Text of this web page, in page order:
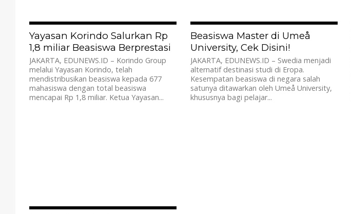
Yayasan Korindo Salurkan Rp
1,8 miliar Beasiswa Berprestasi
JAKARTA, EDUNEWS.ID – Korindo Group
melalui Yayasan Korindo, telah
mendistribusikan beasiswa kepada 677
mahasiswa dengan total beasiswa
mencapai Rp 1,8 miliar. Ketua Yayasan...
Beasiswa Master di Umeå
University, Cek Disini!
JAKARTA, EDUNEWS.ID – Swedia menjadi
alternatif destinasi studi di Eropa.
Kesempatan beasiswa di negara salah
satunya ditawarkan oleh Umeå University,
khususnya bagi pelajar...